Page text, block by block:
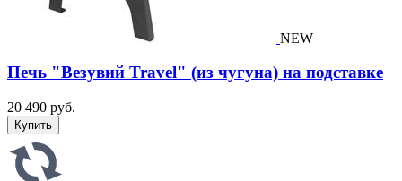
NEW
Печь "Везувий Travel" (из чугуна) на подставке
20 490 руб.